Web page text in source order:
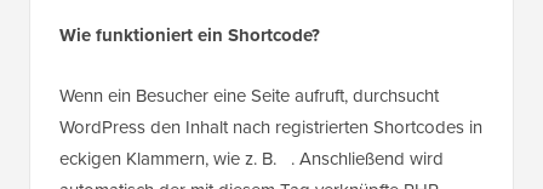
Wie funktioniert ein Shortcode?
Wenn ein Besucher eine Seite aufruft, durchsucht
WordPress den Inhalt nach registrierten Shortcodes in
eckigen Klammern, wie z. B. . Anschließend wird